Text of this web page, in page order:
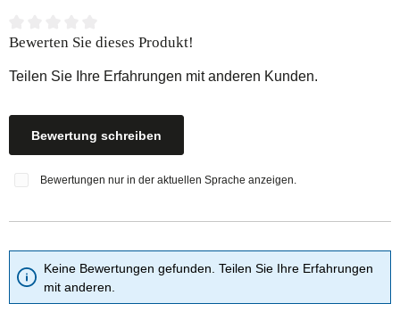
Durchschnittliche Bewertung von 0 von 5 Sternen
Bewerten Sie dieses Produkt!
Teilen Sie Ihre Erfahrungen mit anderen Kunden.
Bewertung schreiben
Bewertungen nur in der aktuellen Sprache anzeigen.
Keine Bewertungen gefunden. Teilen Sie Ihre Erfahrungen
mit anderen.